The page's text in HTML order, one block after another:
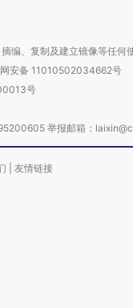
编、复制及建立镜像等任何使
安备 11010502034662号
号
举报邮箱：
友情链接